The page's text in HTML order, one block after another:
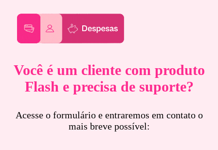
Você é um cliente com produto
Flash e precisa de suporte?
Acesse o formulário e entraremos em contato o
mais breve possível: